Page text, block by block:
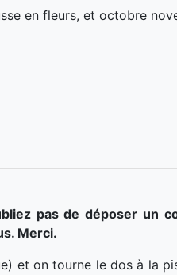
en fleurs, et octobre
pas de déposer un
Merci.
et on tourne le dos à la